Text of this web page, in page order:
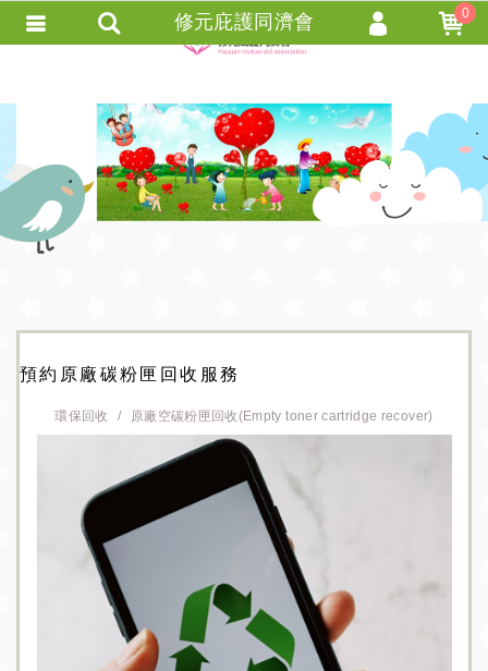
預約原廠碳粉匣回收服務
環保回收 原廠空碳粉匣回收(Empty toner cartridge recover)
修元庇護同濟會 0
會員註冊
忘記密碼
訂單查詢